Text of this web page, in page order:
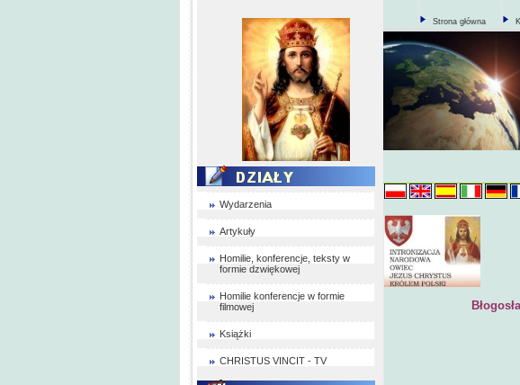
Wydarzenia
Artykuły
Homilie, konferencje, teksty w
formie dzwiękowej
Homilie konferencje w formie
filmowej
Książki
CHRISTUS VINCIT - TV
Strona główna